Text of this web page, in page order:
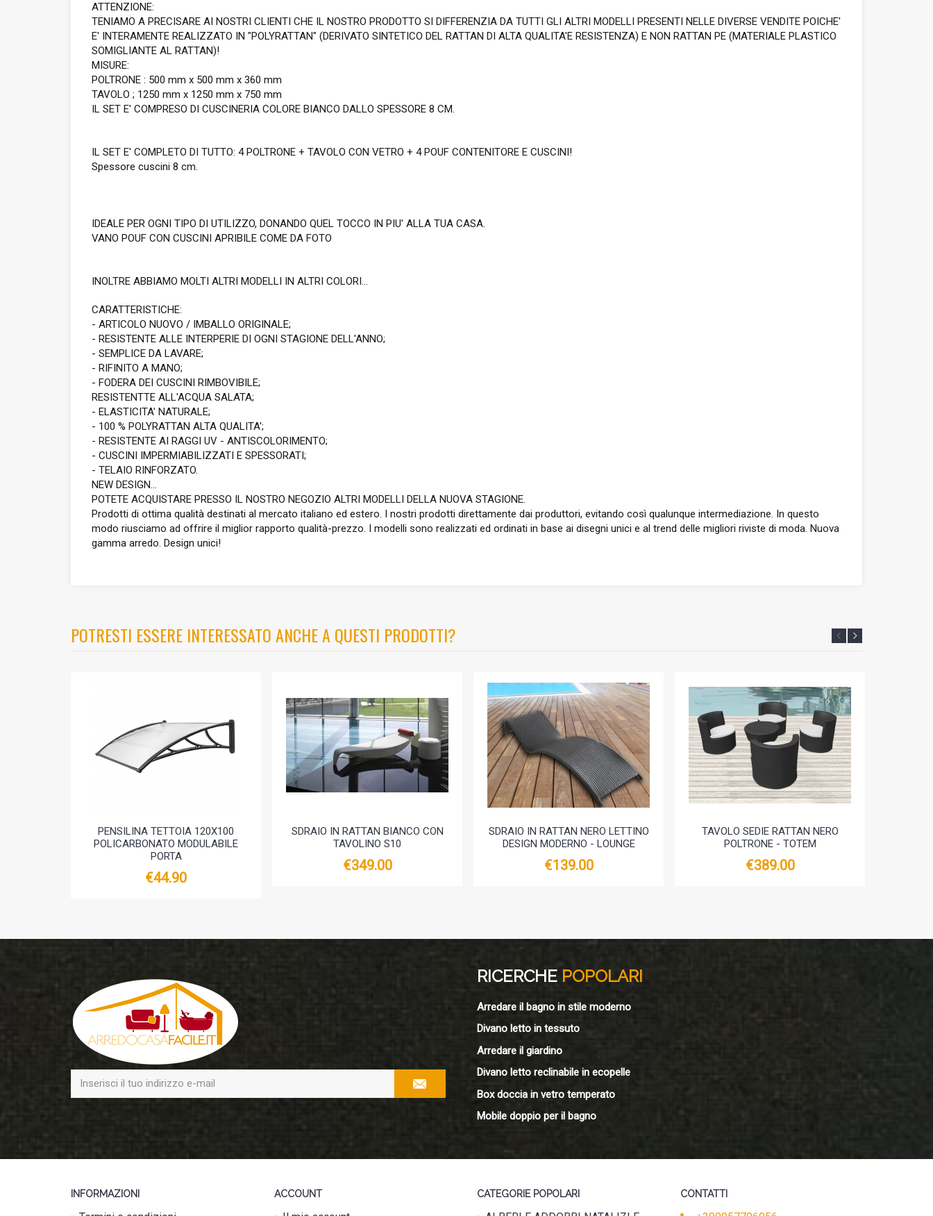
ATTENZIONE:
TENIAMO A PRECISARE AI NOSTRI CLIENTI CHE IL NOSTRO PRODOTTO SI DIFFERENZIA DA TUTTI GLI ALTRI MODELLI PRESENTI NELLE DIVERSE VENDITE POICHE'
E' INTERAMENTE REALIZZATO IN "POLYRATTAN" (DERIVATO SINTETICO DEL RATTAN DI ALTA QUALITA'E RESISTENZA) E NON RATTAN PE (MATERIALE PLASTICO
SOMIGLIANTE AL RATTAN)!
MISURE:
POLTRONE : 500 mm x 500 mm x 360 mm
TAVOLO ; 1250 mm x 1250 mm x 750 mm
IL SET E' COMPRESO DI CUSCINERIA COLORE BIANCO DALLO SPESSORE 8 CM.
IL SET E' COMPLETO DI TUTTO: 4 POLTRONE + TAVOLO CON VETRO + 4 POUF CONTENITORE E CUSCINI!
Spessore cuscini 8 cm.
IDEALE PER OGNI TIPO DI UTILIZZO, DONANDO QUEL TOCCO IN PIU' ALLA TUA CASA.
VANO POUF CON CUSCINI APRIBILE COME DA FOTO
INOLTRE ABBIAMO MOLTI ALTRI MODELLI IN ALTRI COLORI...
CARATTERISTICHE:
- ARTICOLO NUOVO / IMBALLO ORIGINALE;
- RESISTENTE ALLE INTERPERIE DI OGNI STAGIONE DELL'ANNO;
- SEMPLICE DA LAVARE;
- RIFINITO A MANO;
- FODERA DEI CUSCINI RIMBOVIBILE;
RESISTENTTE ALL'ACQUA SALATA;
- ELASTICITA' NATURALE;
- 100 % POLYRATTAN ALTA QUALITA';
- RESISTENTE AI RAGGI UV - ANTISCOLORIMENTO;
- CUSCINI IMPERMIABILIZZATI E SPESSORATI;
- TELAIO RINFORZATO.
NEW DESIGN...
POTETE ACQUISTARE PRESSO IL NOSTRO NEGOZIO ALTRI MODELLI DELLA NUOVA STAGIONE.
Prodotti di ottima qualità destinati al mercato italiano ed estero. I nostri prodotti direttamente dai produttori, evitando così qualunque intermediazione. In questo
modo riusciamo ad offrire il miglior rapporto qualità-prezzo. I modelli sono realizzati ed ordinati in base ai disegni unici e al trend delle migliori riviste di moda. Nuova
gamma arredo. Design unici!
POTRESTI ESSERE INTERESSATO ANCHE A QUESTI PRODOTTI?
PENSILINA TETTOIA 120X100
POLICARBONATO MODULABILE
PORTA
€44.90
SDRAIO IN RATTAN BIANCO CON
TAVOLINO S10
€349.00
SDRAIO IN RATTAN NERO LETTINO
DESIGN MODERNO - LOUNGE
€139.00
TAVOLO SEDIE RATTAN NERO
POLTRONE - TOTEM
€389.00
RICERCHE POPOLARI
Arredare il bagno in stile moderno
Divano letto in tessuto
Arredare il giardino
Divano letto reclinabile in ecopelle
Box doccia in vetro temperato
Mobile doppio per il bagno
INFORMAZIONI ACCOUNT CATEGORIE POPOLARI CONTATTI